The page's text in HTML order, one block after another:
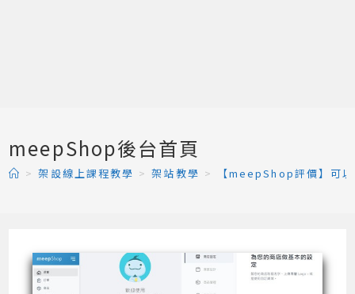
meepShop後台首頁
> 架設線上課程教學 > 架站教學 > 【meepShop評價】可